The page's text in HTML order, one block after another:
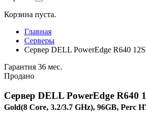
Корзина пуста.
Главная
Серверы
Сервер DELL PowerEdge R640
Гарантия 36 мес.
Продано
Сервер DELL PowerEdge R640
Gold(8 Core, 3.2/3.7 GHz), 96GB, Perc